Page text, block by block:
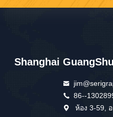
Shanghai
86--
ห้อง 3-59,